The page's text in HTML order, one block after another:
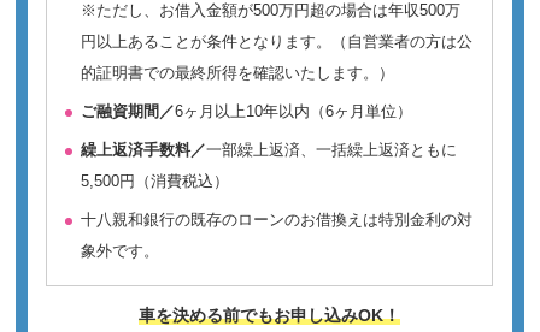
※ただし、お借入金額が500万円超の場合は年収500万
円以上あることが条件となります。（自営業者の方は公
的証明書での最終所得を確認いたします。）
ご融資期間／6ヶ月以上10年以内（6ヶ月単位）
繰上返済手数料／一部繰上返済、一括繰上返済ともに
5,500円（消費税込）
十八親和銀行の既存のローンのお借換えは特別金利の対
象外です。
車を決める前でもお申し込みOK！